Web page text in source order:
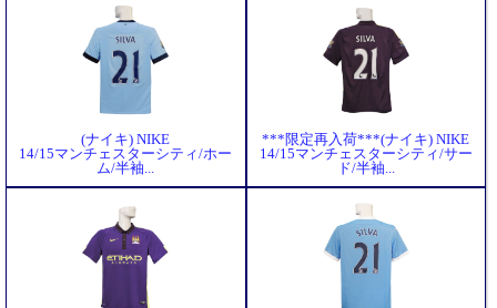
(ナイキ) NIKE
14/15マンチェスターシティ/ホー
ム/半袖...
***限定再入荷***(ナイキ) NIKE
14/15マンチェスターシティ/サー
ド/半袖...